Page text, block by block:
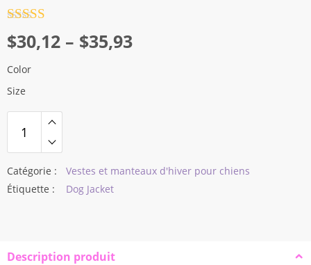
sur 5
$30,12 – $35,93
Plage
de
prix :
$35,93
Color
Size
Catégorie :
Vestes et manteaux d'hiver pour chiens
Étiquette :
Dog Jacket
Description produit